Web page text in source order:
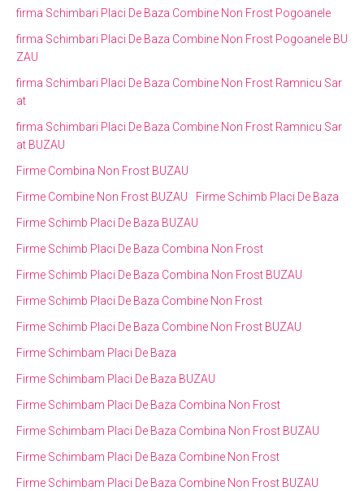
firma Schimbari Placi De Baza Combine Non Frost Pogoanele
firma Schimbari Placi De Baza Combine Non Frost Pogoanele BU
ZAU
firma Schimbari Placi De Baza Combine Non Frost Ramnicu Sar
at
firma Schimbari Placi De Baza Combine Non Frost Ramnicu Sar
at BUZAU
Firme Combina Non Frost BUZAU
Firme Combine Non Frost BUZAU
Firme Schimb Placi De Baza
Firme Schimb Placi De Baza BUZAU
Firme Schimb Placi De Baza Combina Non Frost
Firme Schimb Placi De Baza Combina Non Frost BUZAU
Firme Schimb Placi De Baza Combine Non Frost
Firme Schimb Placi De Baza Combine Non Frost BUZAU
Firme Schimbam Placi De Baza
Firme Schimbam Placi De Baza BUZAU
Firme Schimbam Placi De Baza Combina Non Frost
Firme Schimbam Placi De Baza Combina Non Frost BUZAU
Firme Schimbam Placi De Baza Combine Non Frost
Firme Schimbam Placi De Baza Combine Non Frost BUZAU